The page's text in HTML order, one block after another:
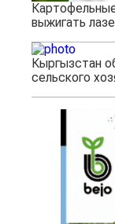
выжигать
Кыргызстан
сельского